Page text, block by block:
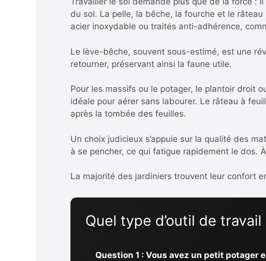
du sol. La pelle, la bêche, la fourche et le
acier inoxydable ou traités anti-adhérence,
Le lève-bêche, souvent sous-estimé, est une
retourner, préservant ainsi la faune utile.
Pour les massifs ou le potager, le plantoir droit
idéale pour aérer sans labourer. Le râteau à
après la tombée des feuilles.
Un choix judicieux s’appuie sur la qualité des
à se pencher, ce qui fatigue rapidement le dos.
La majorité des jardiniers trouvent leur confort
Quel type d’outil de
Question 1 : Vous avez un petit potager